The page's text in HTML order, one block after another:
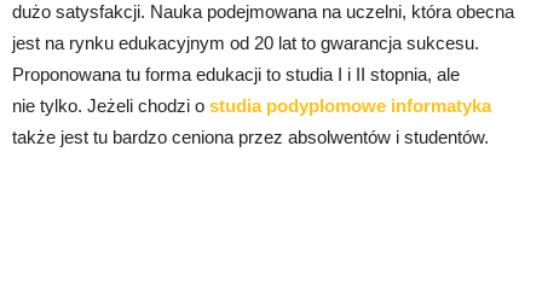
dużo satysfakcji. Nauka podejmowana na uczelni, która obecna
jest na rynku edukacyjnym od 20 lat to gwarancja sukcesu.
Proponowana tu forma edukacji to studia I i II stopnia, ale
nie tylko. Jeżeli chodzi o studia podyplomowe informatyka
także jest tu bardzo ceniona przez absolwentów i studentów.